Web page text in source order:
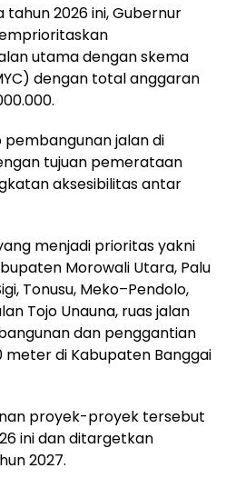
2026 ini, Gubernur
utama dengan skema
dengan total anggaran
jalan di
tujuan pemerataan
aksesibilitas antar
menjadi prioritas yakni
Morowali Utara, Palu
Tonusu, Meko–Pendolo,
Tojo Unauna, ruas jalan
dan penggantian
di Kabupaten Banggai
proyek-proyek tersebut
ini dan ditargetkan
2027.